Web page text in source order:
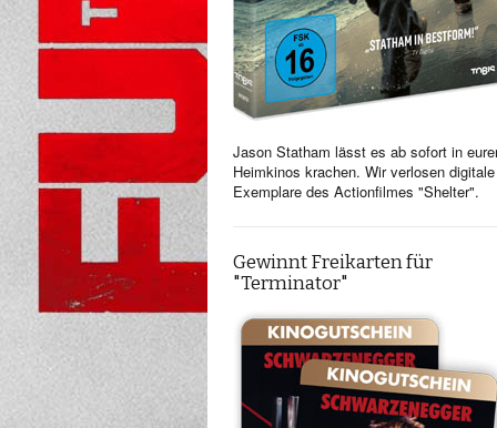
Jason Statham lässt es ab sofort in
Heimkinos krachen. Wir verlosen digitale
Exemplare des Actionfilmes "Shelter".
Gewinnt Freikarten für
"Terminator"